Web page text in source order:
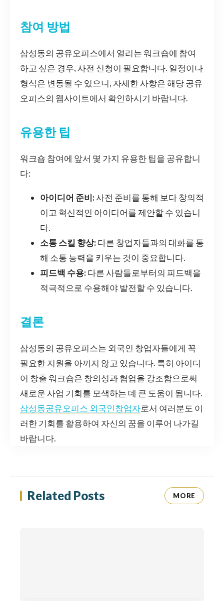
참여 방법
삼성동의 공유오피스에서 열리는 워크숍에 참여
하고 싶은 경우, 사전 신청이 필요합니다. 일정이나
형식은 변동될 수 있으니, 자세한 사항은 해당 공유
오피스의 웹사이트에서 확인하시기 바랍니다.
유용한 팁
워크숍 참여에 앞서 몇 가지 유용한 팁을 공유합니
다:
아이디어 준비:사전 준비를 통해 보다 창의적
이고 혁신적인 아이디어를 제안할 수 있습니
다.
소통 스킬 향상: 다른 창업자들과의 대화를 통
해 소통 능력을 키우는 것이 중요합니다.
피드백 수용: 다른 사람들로부터의 피드백을
적극적으로 수용해야 발전할 수 있습니다.
결론
삼성동의 공유오피스는 외국인 창업자들에게 꼭
필요한 지원을 아끼지 않고 있습니다. 특히 아이디
어 창출 워크숍은 창의성과 협업을 강조함으로써
새로운 사업 기회를 모색하는 데 큰 도움이 됩니다.
삼성동공유오피스 외국인창업자로서 여러분도 이
러한 기회를 활용하여 자신의 꿈을 이루어 나가길
바랍니다.
Related Posts MORE